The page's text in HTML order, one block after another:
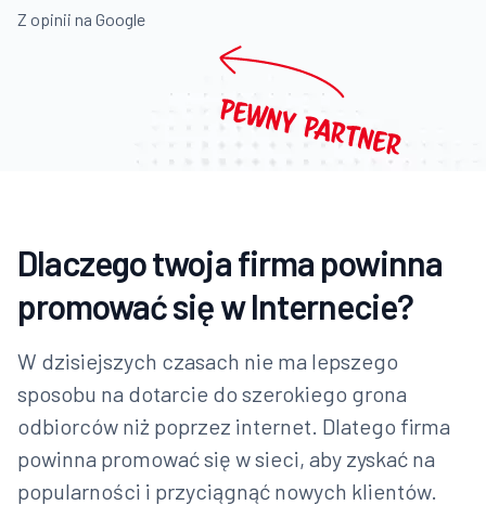
Z opinii na Google
Dlaczego twoja firma powinna
promować się w Internecie?
W dzisiejszych czasach nie ma lepszego
sposobu na dotarcie do szerokiego grona
odbiorców niż poprzez internet. Dlatego firma
powinna promować się w sieci, aby zyskać na
popularności i przyciągnąć nowych klientów.